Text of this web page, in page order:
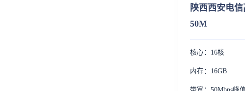
陕西西安电
50M
核心：16核
内存：16GB